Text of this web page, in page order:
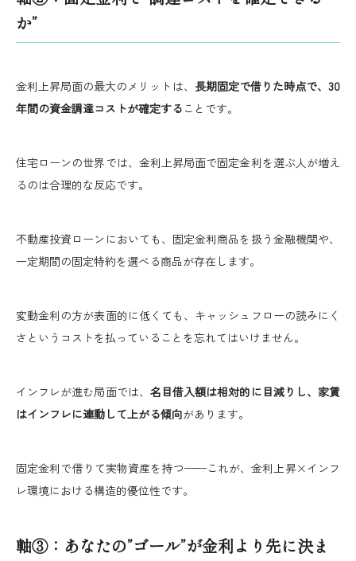
か”
金利上昇局面の最大のメリットは、 長期固定で借りた時点で、30
年間の資金調達コストが確定する ことです。
住宅ローンの世界では、金利上昇局面で固定金利を選ぶ人が増え
るのは合理的な反応です。
不動産投資ローンにおいても、固定金利商品を扱う金融機関や、
一定期間の固定特約を選べる商品が存在します。
変動金利の方が表面的に低くても、キャッシュフローの読みにく
さというコストを払っていることを忘れてはいけません。
インフレが進む局面では、 名目借入額は相対的に目減りし、家賃
はインフレに連動して上がる傾向があります。
固定金利で借りて実物資産を持つ——これが、金利上昇×インフ
レ環境における構造的優位性です。
軸③：あなたの”ゴール”が金利より先に決ま